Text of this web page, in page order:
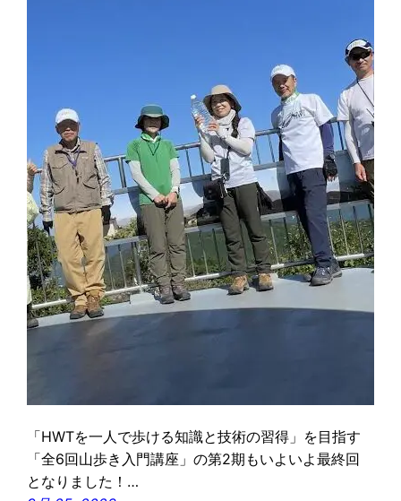
「HWTを一人で歩ける知識と技術の習得」を目指す
「全6回山歩き入門講座」の第2期もいよいよ最終回
となりました！…